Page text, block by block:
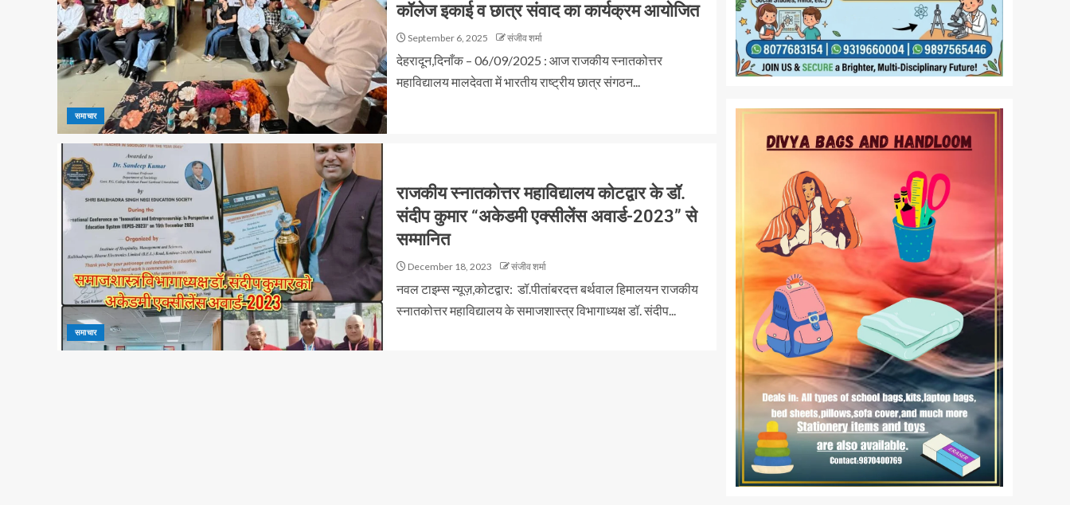
समाचार
कॉलेज इकाई व छात्र संवाद का कार्यक्रम आयोजित
September 6, 2025 संजीव शर्मा
देहरादून,दिनाँक – 06/09/2025 : आज राजकीय स्नातकोत्तर
महाविद्यालय मालदेवता में भारतीय राष्ट्रीय छात्र संगठन...
समाचार
राजकीय स्नातकोत्तर महाविद्यालय कोटद्वार के डॉ.
संदीप कुमार “अकेडमी एक्सीलेंस अवार्ड-2023” से
सम्मानित
December 18, 2023 संजीव शर्मा
नवल टाइम्स न्यूज़,कोटद्वार: डॉ.पीतांबरदत्त बर्थवाल हिमालयन राजकीय
स्नातकोत्तर महाविद्यालय के समाजशास्त्र विभागाध्यक्ष डॉ. संदीप...